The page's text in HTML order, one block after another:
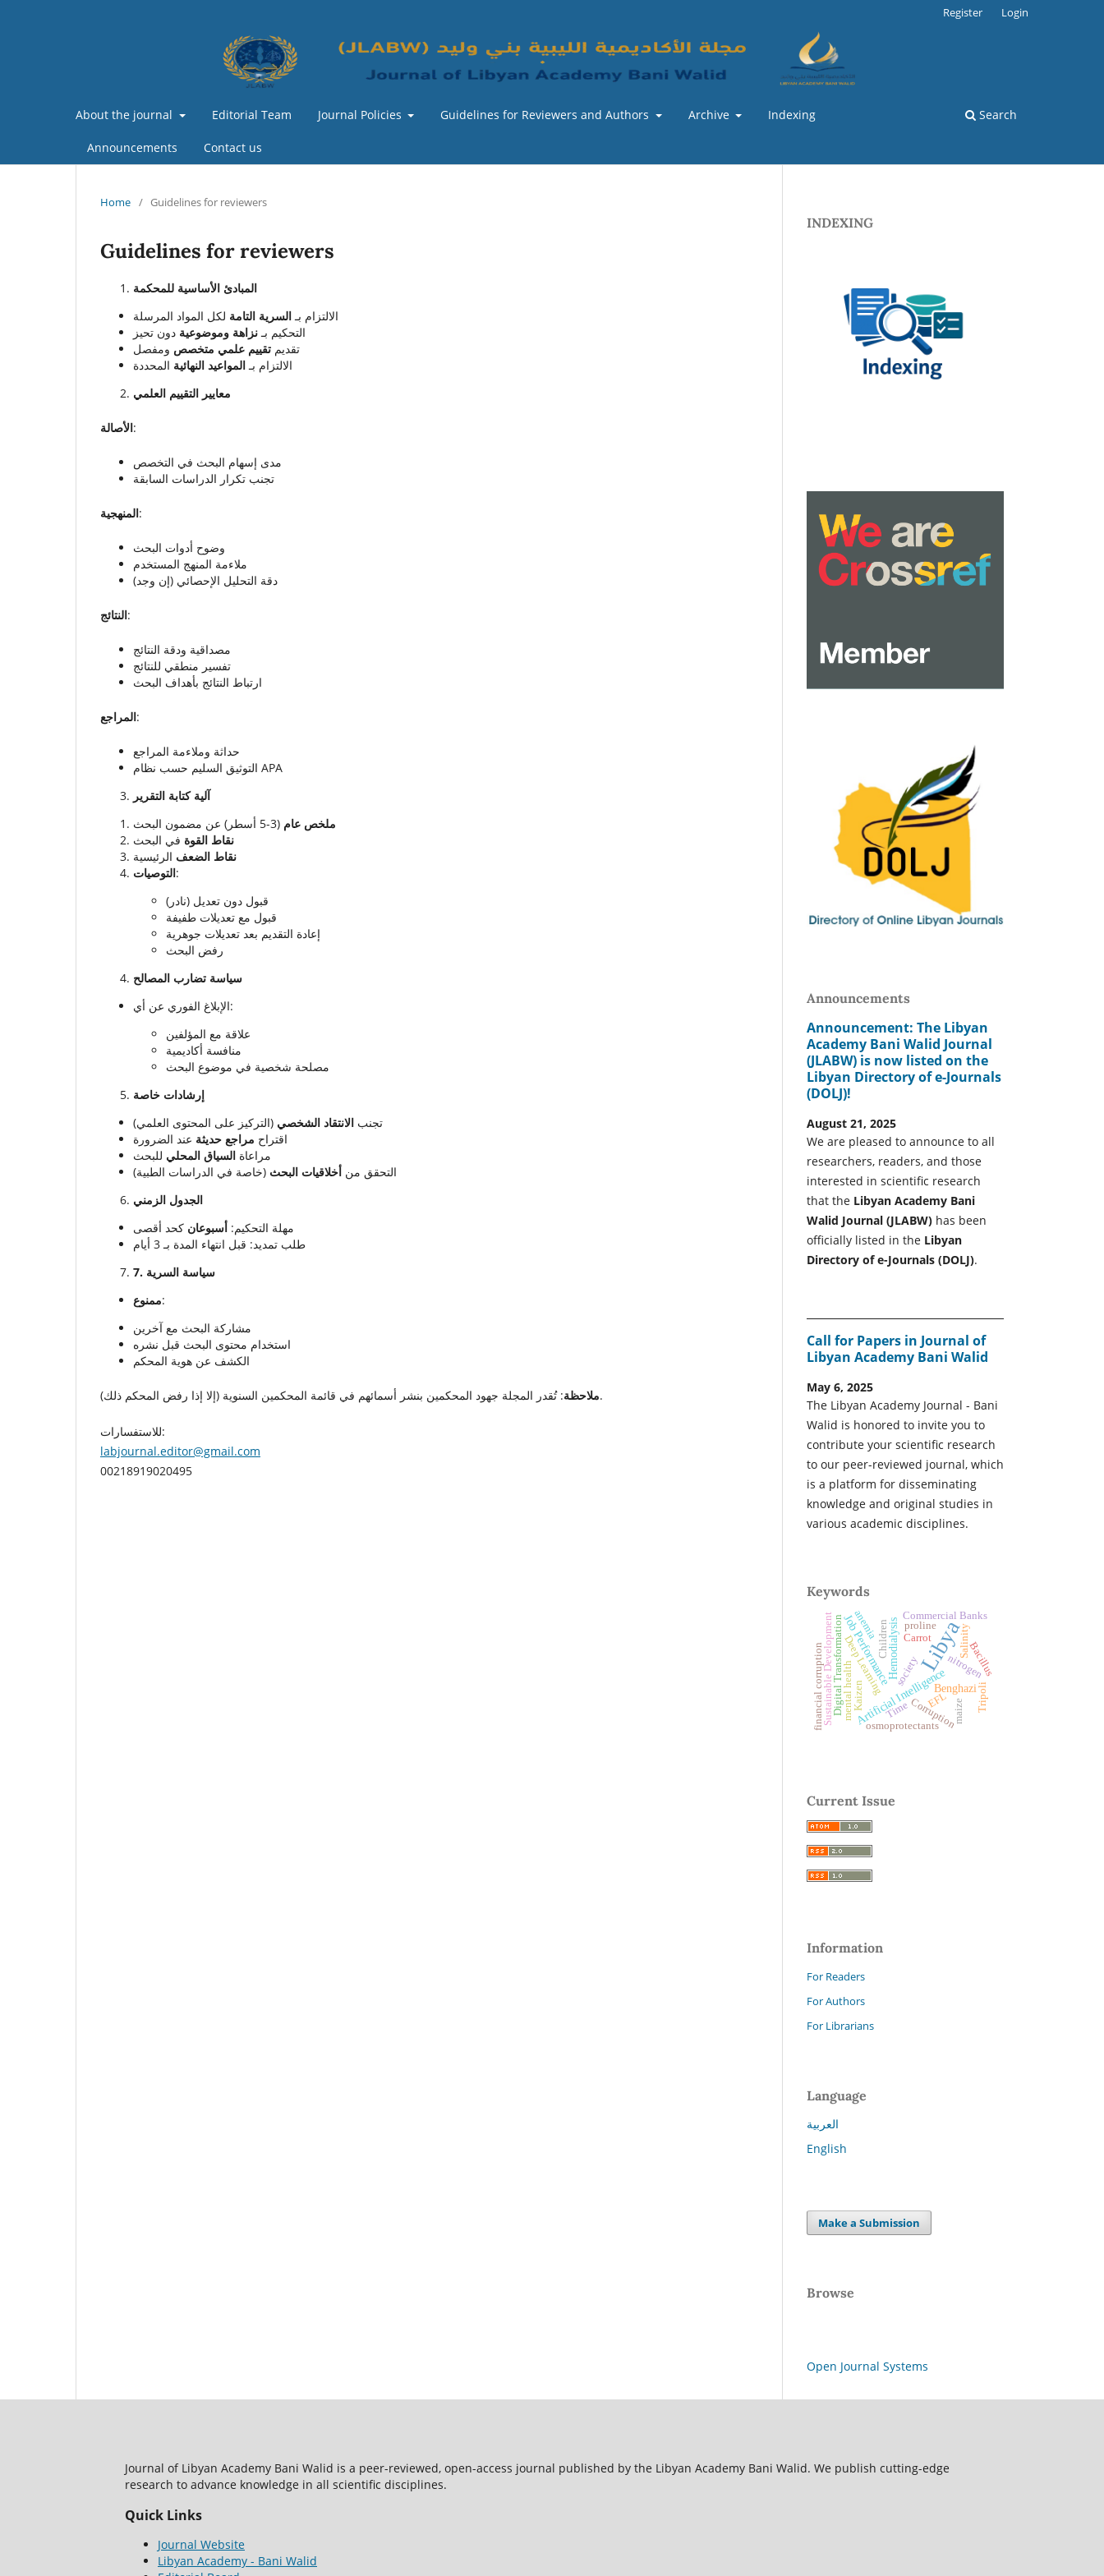
About the journal Editorial Team Journal Policies Guidelines for Reviewers and Authors Archive Indexing
Announcements Contact us
Search
Register Login
Home / Guidelines for reviewers
Guidelines for reviewers
المبادئ الأساسية للمحكمة
الالتزام بـالسرية التامة لكل المواد المرسلة
التحكيم بـنزاهة وموضوعية دون تحيز
تقديم تقييم علمي متخصص ومفصل
الالتزام بـالمواعيد النهائية المحددة
معايير التقييم العلمي
الأصالة:
مدى إسهام البحث في التخصص
تجنب تكرار الدراسات السابقة
المنهجية:
وضوح أدوات البحث
ملاءمة المنهج المستخدم
دقة التحليل الإحصائي (إن وجد)
النتائج:
مصداقية ودقة النتائج
تفسير منطقي للنتائج
ارتباط النتائج بأهداف البحث
المراجع:
حداثة وملاءمة المراجع
التوثيق السليم حسب نظام APA
آلية كتابة التقرير
ملخص عام (3-5 أسطر) عن مضمون البحث
نقاط القوة في البحث
نقاط الضعف الرئيسية
التوصيات:
قبول دون تعديل (نادر)
قبول مع تعديلات طفيفة
إعادة التقديم بعد تعديلات جوهرية
رفض البحث
سياسة تضارب المصالح
الإبلاغ الفوري عن أي:
علاقة مع المؤلفين
منافسة أكاديمية
مصلحة شخصية في موضوع البحث
إرشادات خاصة
تجنب الانتقاد الشخصي (التركيز على المحتوى العلمي)
اقتراح مراجع حديثة عند الضرورة
مراعاة السياق المحلي للبحث
التحقق من أخلاقيات البحث (خاصة في الدراسات الطبية)
الجدول الزمني
مهلة التحكيم: أسبوعان كحد أقصى
طلب تمديد: قبل انتهاء المدة بـ 3 أيام
7. سياسة السرية
ممنوع:
مشاركة البحث مع آخرين
استخدام محتوى البحث قبل نشره
الكشف عن هوية المحكم
ملاحظة: تُقدر المجلة جهود المحكمين بنشر أسمائهم في قائمة المحكمين السنوية (إلا إذا رفض المحكم ذلك).
للاستفسارات:
labjournal.editor@gmail.com
00218919020495
INDEXING
Announcements
Announcement: The Libyan
Academy Bani Walid Journal
(JLABW) is now listed on the
Libyan Directory of e-Journals
(DOLJ)!
August 21, 2025
We are pleased to announce to all
researchers, readers, and those
interested in scientific research
that the Libyan Academy Bani
Walid Journal (JLABW) has been
officially listed in the Libyan
Directory of e-Journals (DOLJ).
Call for Papers in Journal of
Libyan Academy Bani Walid
May 6, 2025
The Libyan Academy Journal - Bani
Walid is honored to invite you to
contribute your scientific research
to our peer-reviewed journal, which
is a platform for disseminating
knowledge and original studies in
various academic disciplines.
Keywords
Libya
Artificial Intelligence
Job Performance
Benghazi
Hemodialysis
Digital TransformationDeep Learning society
EFL
Corruption
Sustainable Development Children
financial corruption
Carrot
nitrogen
Salinity
osmoprotectants
Commercial Banks
Bacillus
mental health
anemia
maize
proline
Kaizen Tripoli
Time
Current Issue
Information
For Readers
For Authors
For Librarians
Language
العربية
English
Make a Submission
Browse
Open Journal Systems
Journal of Libyan Academy Bani Walid is a peer-reviewed, open-access journal published by the Libyan Academy Bani Walid. We publish cutting-edge
research to advance knowledge in all scientific disciplines.
Quick Links
Journal Website
Libyan Academy - Bani Walid